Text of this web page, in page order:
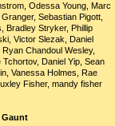
Odessa Young, Marc
Sebastian Pigott,
Bradley Stryker, Phillip
Victor Slezak, Daniel
Chandoul Wesley,
Daniel Yip, Sean
Vanessa Holmes, Rae
Fisher, mandy fisher
Gaunt